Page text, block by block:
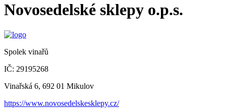
Novosedelské sklepy o.p.s.
Spolek vinařů
IČ: 29195268
Vinařská 6, 692 01 Mikulov
https://www.novosedelskesklepy.cz/